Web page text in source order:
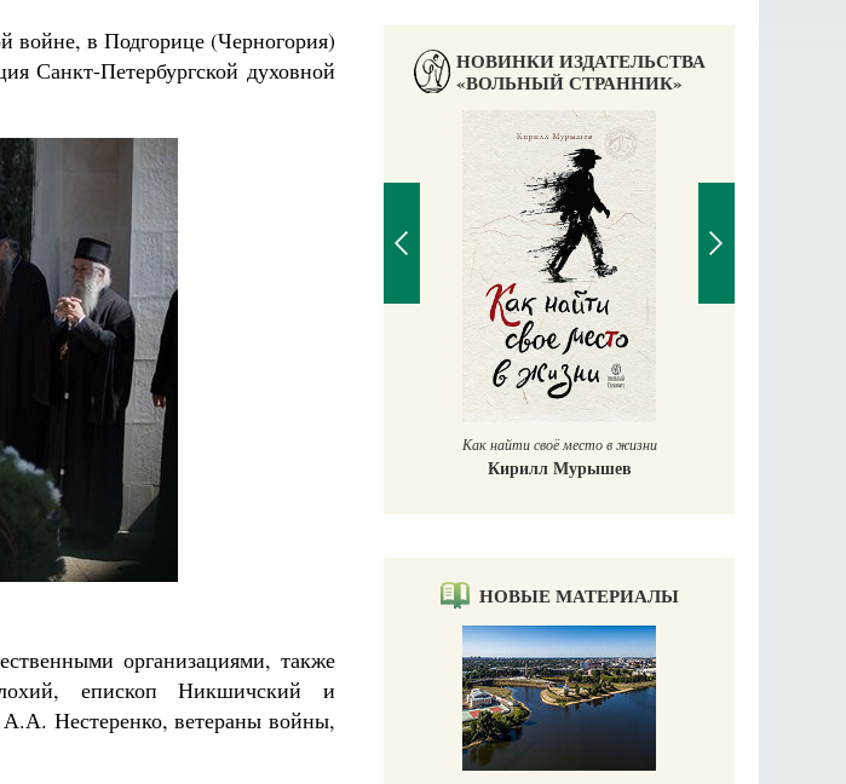
войне, в Подгорице (Черногория)
Санкт-Петербургской духовной
организациями, также
епископ Никшичский и
Нестеренко, ветераны войны,
НОВИНКИ ИЗДАТЕЛЬСТВА
«ВОЛЬНЫЙ СТРАННИК»
Как найти своё место в жизни
Кирилл Мурышев
НОВЫЕ МАТЕРИАЛЫ